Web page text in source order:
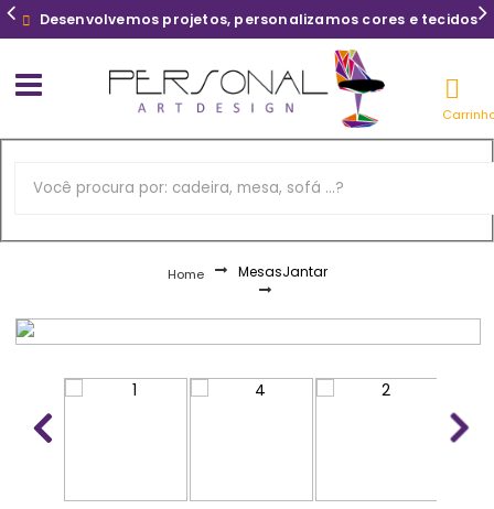
Desenvolvemos projetos, personalizamos cores e tecidos
Home MesasJantar